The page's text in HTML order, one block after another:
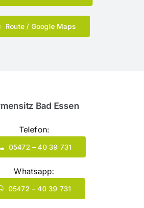
Route / Google Maps
Bad Essen
Telefon:
05472 – 40 39 731
Whatsapp:
05472 – 40 39 731